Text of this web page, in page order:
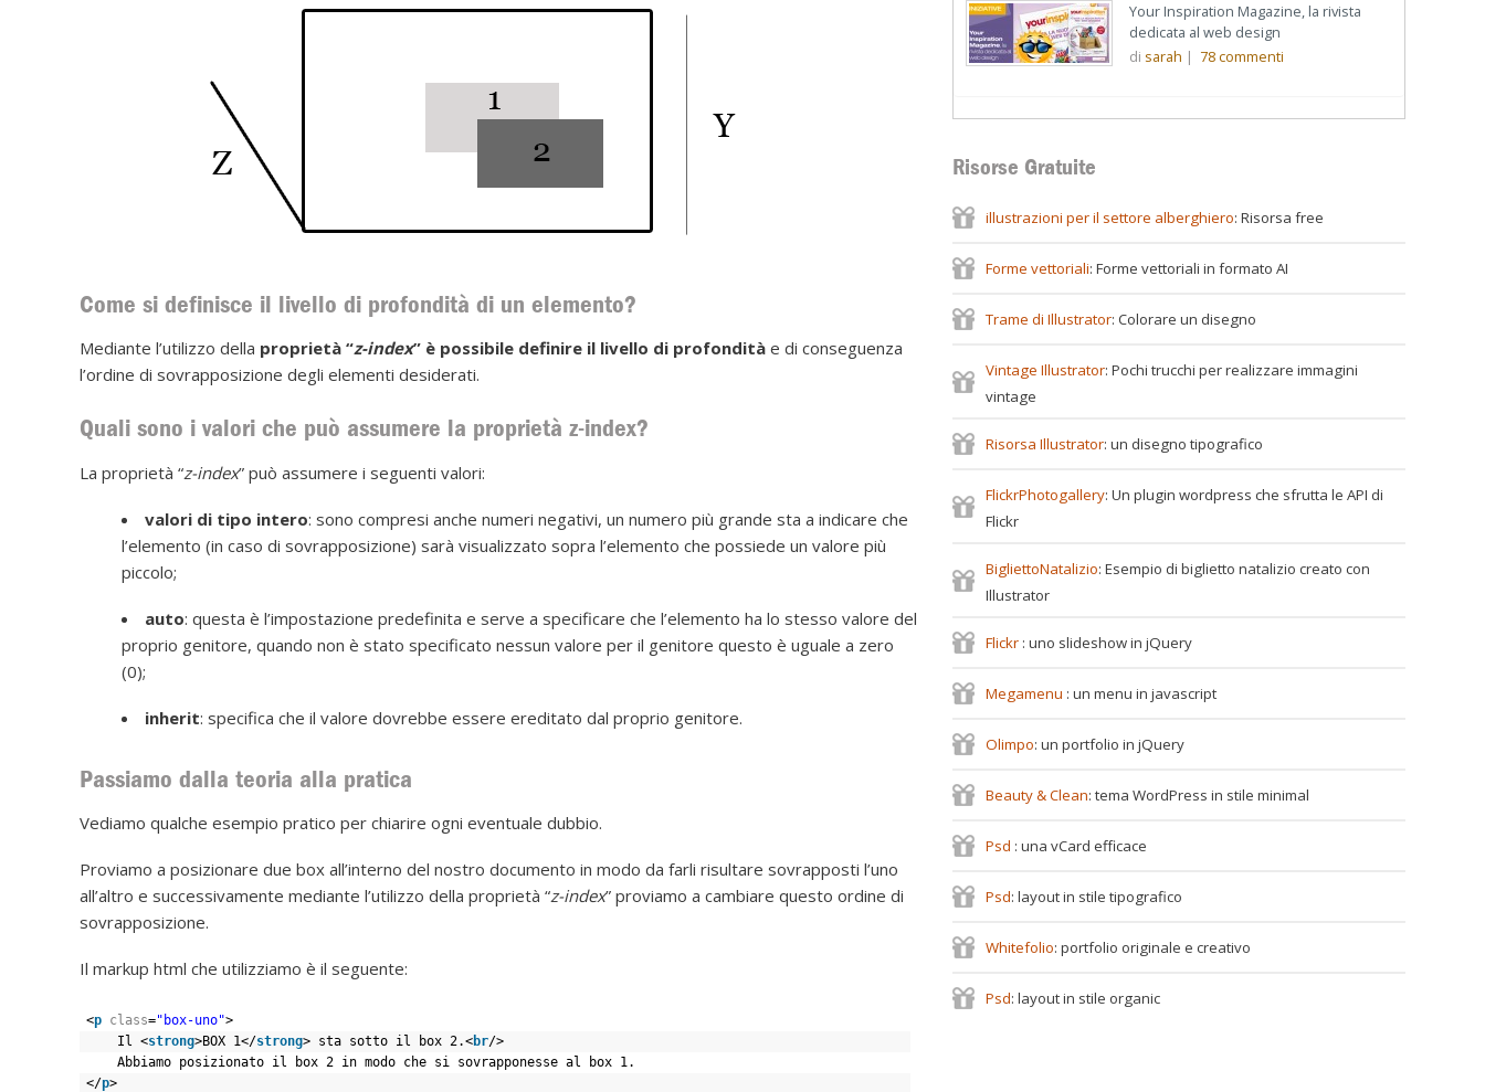
Come si definisce il livello di profondità di un elemento?
Mediante l’utilizzo della proprietà “z-index” è possibile definire il livello di profondità e di conseguenza
l’ordine di sovrapposizione degli elementi desiderati.
Quali sono i valori che può assumere la proprietà z-index?
La proprietà “z-index” può assumere i seguenti valori:
valori di tipo intero: sono compresi anche numeri negativi, un numero più grande sta a indicare che
l’elemento (in caso di sovrapposizione) sarà visualizzato sopra l’elemento che possiede un valore più
piccolo;
auto: questa è l’impostazione predefinita e serve a specificare che l’elemento ha lo stesso valore del
proprio genitore, quando non è stato specificato nessun valore per il genitore questo è uguale a zero
(0);
inherit: specifica che il valore dovrebbe essere ereditato dal proprio genitore.
Passiamo dalla teoria alla pratica
Vediamo qualche esempio pratico per chiarire ogni eventuale dubbio.
Proviamo a posizionare due box all’interno del nostro documento in modo da farli risultare sovrapposti l’uno
all’altro e successivamente mediante l’utilizzo della proprietà “z-index” proviamo a cambiare questo ordine di
sovrapposizione.
Il markup html che utilizziamo è il seguente:
<p class="box-uno">
Il <strong>BOX 1</strong> sta sotto il box 2.<br/>
Abbiamo posizionato il box 2 in modo che si sovrapponesse al box 1.
</p>
Your Inspiration Magazine, la rivista
dedicata al web design
di sarah | 78commenti
Risorse Gratuite
illustrazioni per il settore alberghiero: Risorsa free
Forme vettoriali: Forme vettoriali in formato AI
Trame di Illustrator: Colorare un disegno
Vintage Illustrator: Pochi trucchi per realizzare immagini
vintage
Risorsa Illustrator: un disegno tipografico
FlickrPhotogallery: Un plugin wordpress che sfrutta le API di
Flickr
BigliettoNatalizio: Esempio di biglietto natalizio creato con
Illustrator
Flickr : uno slideshow in jQuery
Megamenu : un menu in javascript
Olimpo: un portfolio in jQuery
Beauty & Clean: tema WordPress in stile minimal
Psd : una vCard efficace
Psd: layout in stile tipografico
Whitefolio: portfolio originale e creativo
Psd: layout in stile organic